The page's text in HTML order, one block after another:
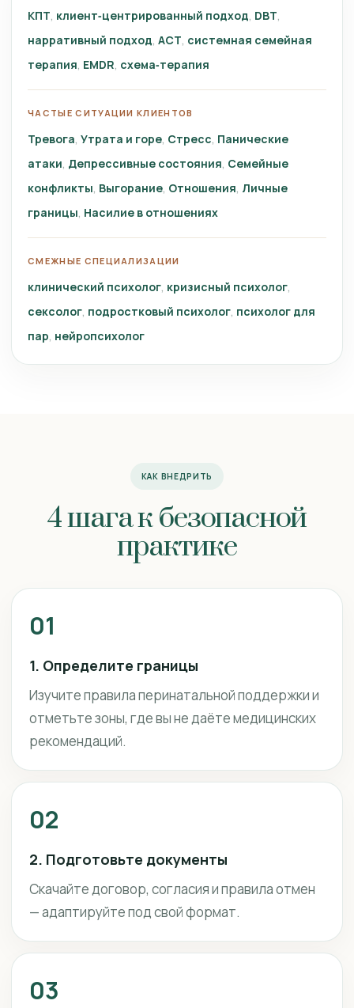
КПТ клиент‑центрированный подход DBT
нарративный подход ACT системная семейная
терапия EMDR схема‑терапия
ЧАСТЫЕ СИТУАЦИИ КЛИЕНТОВ
Тревога Утрата и горе Стресс Панические
атаки Депрессивные состояния Семейные
конфликты Выгорание Отношения Личные
границы Насилие в отношениях
СМЕЖНЫЕ СПЕЦИАЛИЗАЦИИ
клинический психолог кризисный психолог
сексолог подростковый психолог психолог для
пар нейропсихолог
КАК ВНЕДРИТЬ
4 шага к безопасной
практике
01
1. Определите границы
Изучите правила перинатальной поддержки и
отметьте зоны, где вы не даёте медицинских
рекомендаций.
02
2. Подготовьте документы
Скачайте договор, согласия и правила отмен
— адаптируйте под свой формат.
03